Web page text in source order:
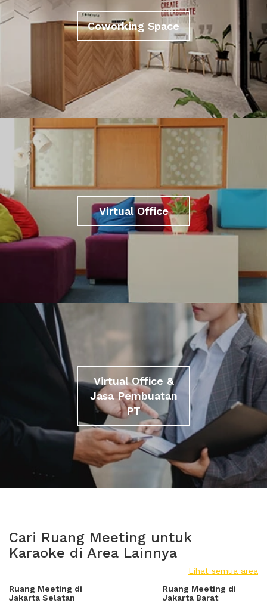
Coworking Space
Virtual Office
Virtual Office &
Jasa Pembuatan
PT
Cari Ruang Meeting untuk
Karaoke di Area Lainnya
Lihat semua area
Ruang Meeting di
Jakarta Selatan
Ruang Meeting di
Jakarta Barat